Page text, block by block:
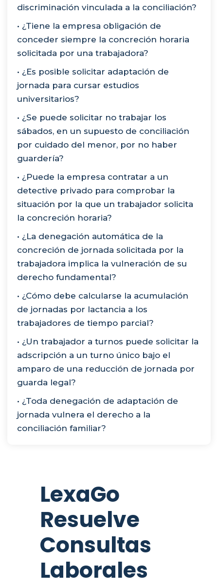
discriminación vinculada a la conciliación?
• ¿Tiene la empresa obligación de
conceder siempre la concreción horaria
solicitada por una trabajadora?
• ¿Es posible solicitar adaptación de
jornada para cursar estudios
universitarios?
• ¿Se puede solicitar no trabajar los
sábados, en un supuesto de conciliación
por cuidado del menor, por no haber
guardería?
• ¿Puede la empresa contratar a un
detective privado para comprobar la
situación por la que un trabajador solicita
la concreción horaria?
• ¿La denegación automática de la
concreción de jornada solicitada por la
trabajadora implica la vulneración de su
derecho fundamental?
• ¿Cómo debe calcularse la acumulación
de jornadas por lactancia a los
trabajadores de tiempo parcial?
• ¿Un trabajador a turnos puede solicitar la
adscripción a un turno único bajo el
amparo de una reducción de jornada por
guarda legal?
• ¿Toda denegación de adaptación de
jornada vulnera el derecho a la
conciliación familiar?
LexaGo
Resuelve
Consultas
Laborales